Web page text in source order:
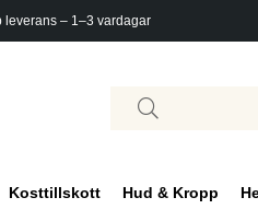
leverans – 1–3 vardagar
Kosttillskott Hud & Kropp